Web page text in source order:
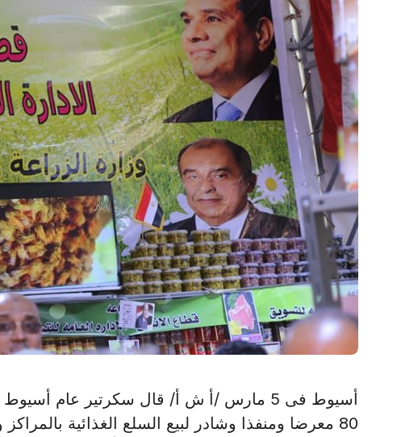
أسيوط فى 5 مارس /أ ش أ/ قال سكرتير عام
80 معرضا ومنفذا وشادر لبيع السلع الغذائية